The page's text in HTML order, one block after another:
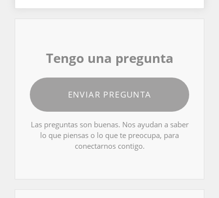
Tengo una pregunta
ENVIAR PREGUNTA
Las preguntas son buenas. Nos ayudan a saber
lo que piensas o lo que te preocupa, para
conectarnos contigo.